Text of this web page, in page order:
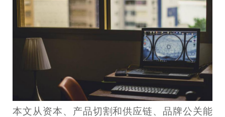
本文从资本、产品切割和供应链、品牌公关能